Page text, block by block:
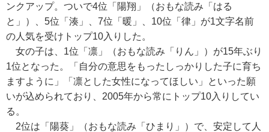
ンクアップ。ついで4位「陽翔」（おもな読み「はる
と」）、5位「湊」、7位「暖」、10位「律」が1文字名前
の人気を受けトップ10入りした。
女の子は、1位「凛」（おもな読み「りん」）が15年ぶり
1位となった。「自分の意思をもったしっかりした子に育ち
ますように」「凛とした女性になってほしい」といった願
いが込められており、2005年から常にトップ10入りしてい
る。
2位は「陽葵」（おもな読み「ひまり」）で、安定して人